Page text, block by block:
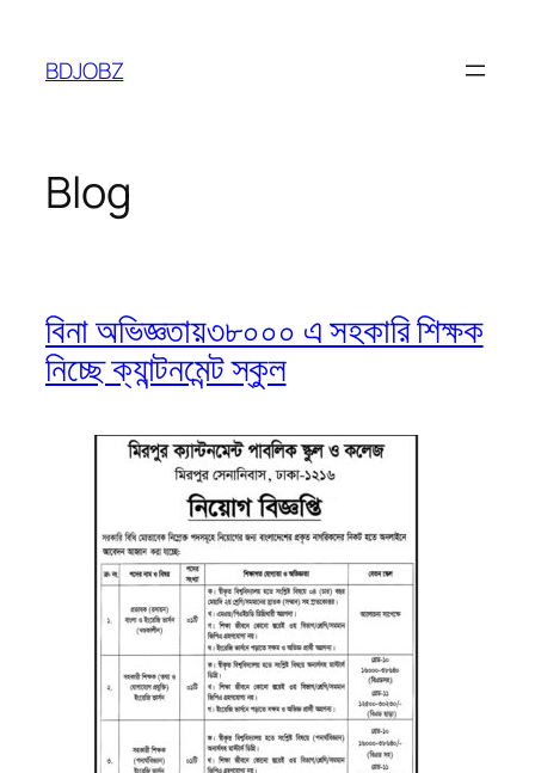
content
BDJOBZ
Blog
বিনা অভিজ্ঞতায়৩৮০০০ এ সহকারি শিক্ষক
নিচ্ছে ক্যান্টনমেন্ট স্কুল